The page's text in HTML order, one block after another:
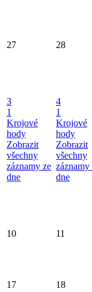
27 28
3
1
Krojové
hody
Zobrazit
všechny
záznamy ze
dne
4
1
Krojové
hody
Zobrazit
všechny
záznamy
dne
10 11
17
18